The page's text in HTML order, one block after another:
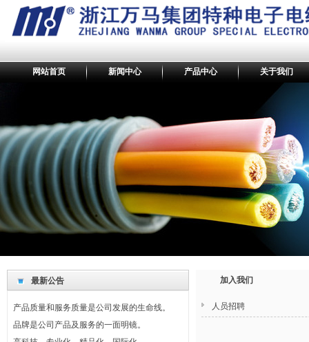
网站首页 新闻中心 产品中心 关于我们
最新公告
我们坚持回报社会，奉献爱心。
产品的不断创新是持续发展的轨迹和标志。
产品质量和服务质量是公司发展的生命线。
品牌是公司产品及服务的一面明镜。
高科技、专业化、精品化、国际化。
加入我们
人员招聘